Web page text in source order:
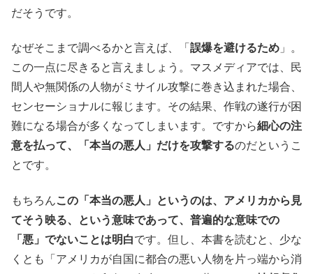
だそうです。
なぜそこまで調べるかと言えば、「 誤爆を避けるため 」。
この一点に尽きると言えましょう。マスメディアでは、民
間人や無関係の人物がミサイル攻撃に巻き込まれた場合、
センセーショナルに報じます。その結果、作戦の遂行が困
難になる場合が多くなってしまいます。ですから細心の注
意を払って、「本当の悪人」だけを攻撃するのだというこ
とです。
もちろんこの「本当の悪人」というのは、アメリカから見
てそう映る、という意味であって、普遍的な意味での
「悪」でないことは明白です。但し、本書を読むと、少な
くとも「アメリカが自国に都合の悪い人物を片っ端から消